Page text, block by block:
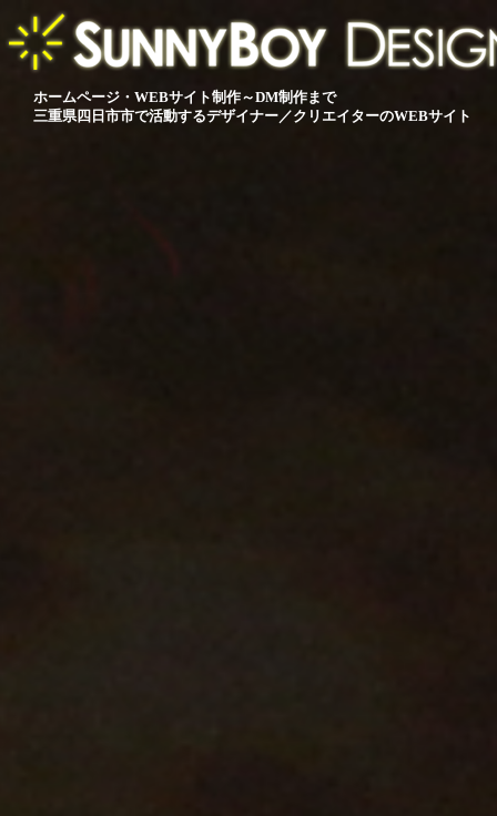
ホームページ・WEBサイト制作～DM制作まで
三重県四日市市で活動するデザイナー／クリエイターのWEBサイト